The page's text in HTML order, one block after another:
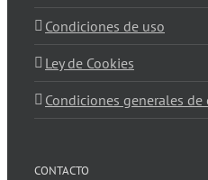
Condiciones de uso
Ley de Cookies
Condiciones generales
CONTACTO